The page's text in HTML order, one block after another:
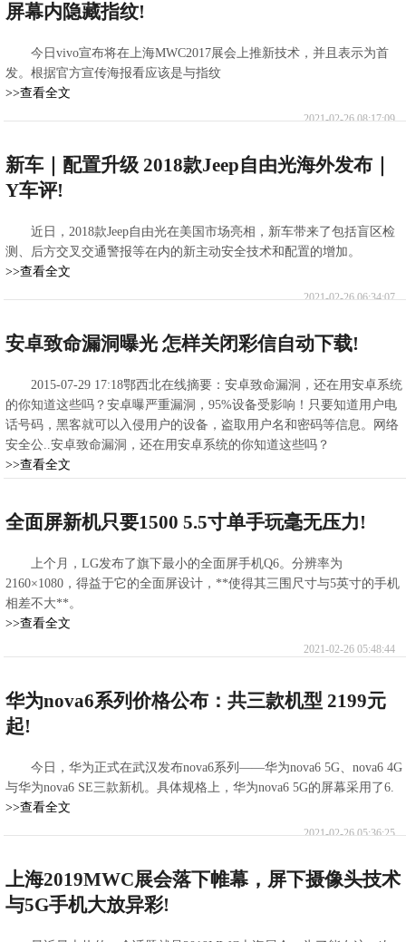
屏幕内隐藏指纹!
今日vivo宣布将在上海MWC2017展会上推新技术，并且表示为首
发。根据官方宣传海报看应该是与指纹
>>查看全文
2021-02-26 08:17:09
新车｜配置升级 2018款Jeep自由光海外发布｜
Y车评!
近日，2018款Jeep自由光在美国市场亮相，新车带来了包括盲区检
测、后方交叉交通警报等在内的新主动安全技术和配置的增加。
>>查看全文
2021-02-26 06:34:07
安卓致命漏洞曝光 怎样关闭彩信自动下载!
2015-07-29 17:18鄂西北在线摘要：安卓致命漏洞，还在用安卓系统
的你知道这些吗？安卓曝严重漏洞，95%设备受影响！只要知道用户电
话号码，黑客就可以入侵用户的设备，盗取用户名和密码等信息。网络
安全公..安卓致命漏洞，还在用安卓系统的你知道这些吗？
>>查看全文
全面屏新机只要1500 5.5寸单手玩毫无压力!
上个月，LG发布了旗下最小的全面屏手机Q6。分辨率为
2160×1080，得益于它的全面屏设计，**使得其三围尺寸与5英寸的手机
相差不大**。
>>查看全文
2021-02-26 05:48:44
华为nova6系列价格公布：共三款机型 2199元
起!
今日，华为正式在武汉发布nova6系列——华为nova6 5G、nova6 4G
与华为nova6 SE三款新机。具体规格上，华为nova6 5G的屏幕采用了6.
>>查看全文
2021-02-26 05:36:25
上海2019MWC展会落下帷幕，屏下摄像头技术
与5G手机大放异彩!